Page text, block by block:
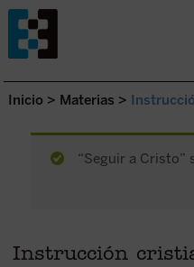
Saltar al contenido.
Inicio > Materias >
“Seguir a Cristo”
Instrucción